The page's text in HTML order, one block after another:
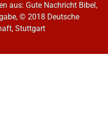
aus: Gute Nachricht Bibel,
© 2018 Deutsche
Stuttgart